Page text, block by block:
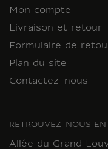
Mon compte
Livraison et retour
Formulaire de
Plan du site
Contactez-nous
RETROUVEZ-NOUS
Allée du Grand